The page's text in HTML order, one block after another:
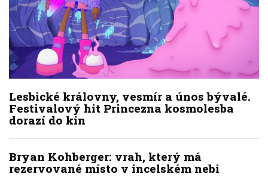
Lesbické královny, vesmír a únos bývalé.
Festivalový hit Princezna kosmolesba
dorazí do kin
Bryan Kohberger: vrah, který má
rezervované místo v incelském nebi